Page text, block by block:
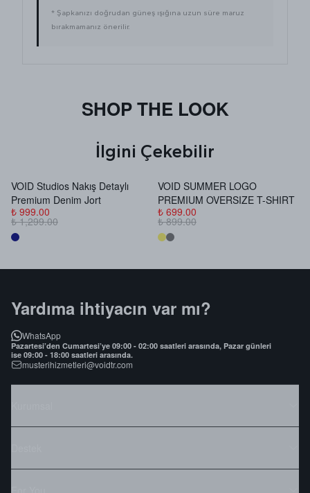
* Şapkanızı doğrudan güneş ışığına uzun süre maruz
bırakmamanız önerilir.
SHOP THE LOOK
İlgini Çekebilir
VOID Studios Nakış Detaylı
Premium Denim Jort
₺ 999.00
₺ 1,299.00
VOID SUMMER LOGO
PREMIUM OVERSIZE T-SHIRT
₺ 699.00
₺ 899.00
Yardıma ihtiyacın var mı?
WhatsApp
Pazartesi’den Cumartesi’ye 09:00 - 02:00 saatleri arasında, Pazar günleri
ise 09:00 - 18:00 saatleri arasında.
musterihizmetleri@voidtr.com